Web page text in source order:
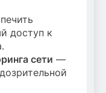
доступ к
сети —